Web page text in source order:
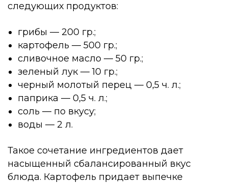
следующих продуктов:
грибы — 200 гр.;
картофель — 500 гр.;
сливочное масло — 50 гр.;
зеленый лук — 10 гр.;
черный молотый перец — 0,5 ч. л.;
паприка — 0,5 ч. л.;
соль — по вкусу;
воды — 2 л.
Такое сочетание ингредиентов дает
насыщенный сбалансированный вкус
блюда. Картофель придает выпечке